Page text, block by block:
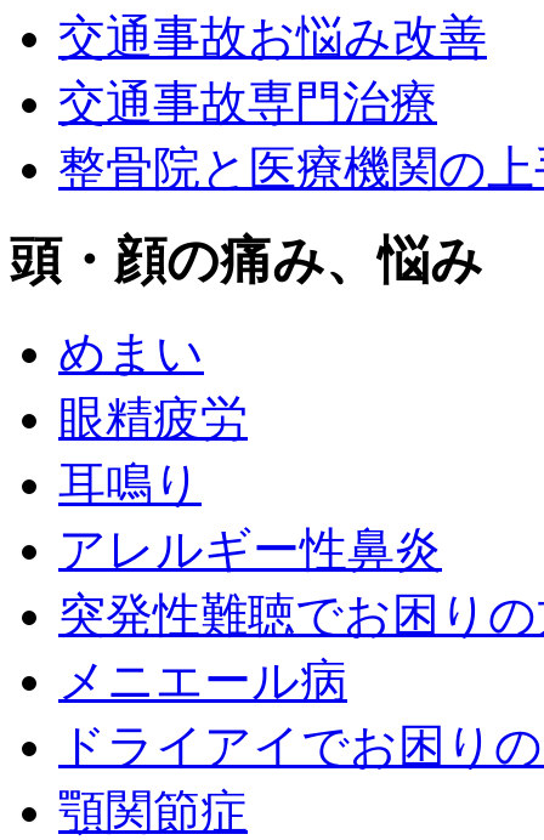
交通事故お悩み改善
交通事故専門治療
整骨院と医療機関の
頭・顔の痛み、悩み
めまい
眼精疲労
耳鳴り
アレルギー性鼻炎
突発性難聴でお困り
メニエール病
ドライアイでお困り
顎関節症